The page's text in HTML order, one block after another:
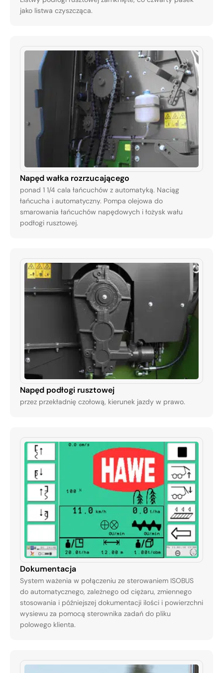
jako listwa czyszcząca.
Napęd wałka rozrzucającego
ponad 1 1/4 cala łańcuchów z automatyką. Naciąg
łańcucha i automatyczny. Pompa olejowa do
smarowania łańcuchów napędowych i łożysk wału
podłogi rusztowej.
Napęd podłogi rusztowej
przez przekładnię czołową, kierunek jazdy w prawo.
Dokumentacja
System ważenia w połączeniu ze sterowaniem ISOBUS
do automatycznego, zależnego od ciężaru, zmiennego
stosowania i późniejszej dokumentacji ilości i powierzchni
wysiewu za pomocą sterownika zadań do pliku
polowego klienta.